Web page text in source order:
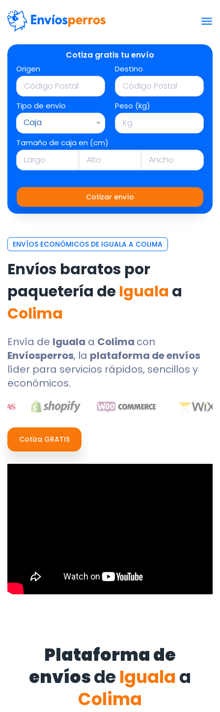
Cotiza gratis tu envío
Origen Destino
Tipo de envío
Caja
Peso (kg)
Tamaño de caja en (cm)
Cotizar envío
ENVÍOS ECONÓMICOS DE IGUALA A COLIMA
Envíos baratos por
paquetería deIguala a
Colima
Envía de Iguala a Colima con
Envíosperros, la plataforma de envíos
líder para servicios rápidos, sencillos y
económicos.
Cotiza GRATIS
Plataforma de
envíosde Iguala a
Colima